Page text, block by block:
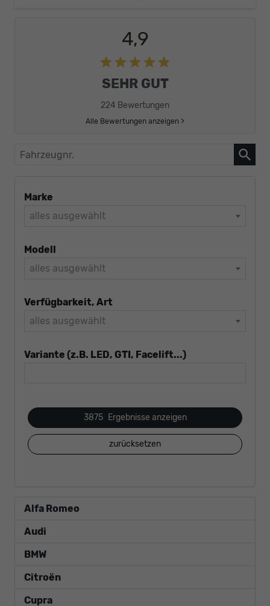
4,9
SEHR GUT
224 Bewertungen
Alle Bewertungen anzeigen >
Fahrzeugnr.
Marke
alles ausgewählt
Modell
alles ausgewählt
Verfügbarkeit, Art
alles ausgewählt
Variante (z.B. LED, GTI, Facelift...)
3875 Ergebnisse anzeigen
zurücksetzen
Alfa Romeo
Audi
BMW
Citroën
Cupra